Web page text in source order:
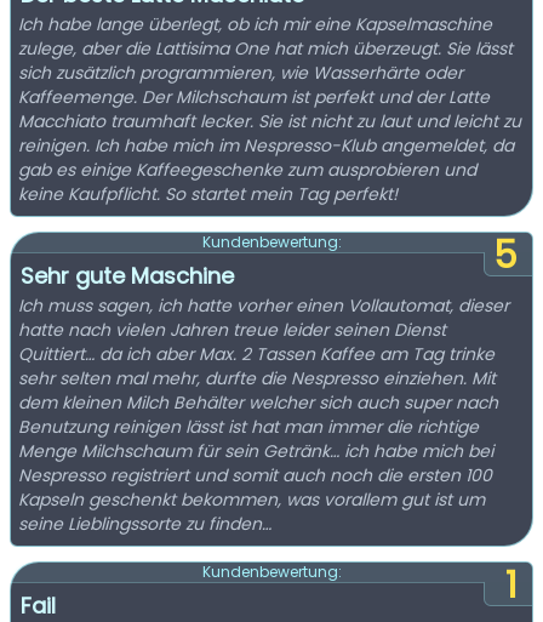
Ich habe lange überlegt, ob ich mir eine Kapselmaschine
zulege, aber die Lattisima One hat mich überzeugt. Sie lässt
sich zusätzlich programmieren, wie Wasserhärte oder
Kaffeemenge. Der Milchschaum ist perfekt und der Latte
Macchiato traumhaft lecker. Sie ist nicht zu laut und leicht zu
reinigen. Ich habe mich im Nespresso-Klub angemeldet, da
gab es einige Kaffeegeschenke zum ausprobieren und
keine Kaufpflicht. So startet mein Tag perfekt!
5
Kundenbewertung:
Sehr gute Maschine
Ich muss sagen, ich hatte vorher einen Vollautomat, dieser
hatte nach vielen Jahren treue leider seinen Dienst
Quittiert… da ich aber Max. 2 Tassen Kaffee am Tag trinke
sehr selten mal mehr, durfte die Nespresso einziehen. Mit
dem kleinen Milch Behälter welcher sich auch super nach
Benutzung reinigen lässt ist hat man immer die richtige
Menge Milchschaum für sein Getränk… ich habe mich bei
Nespresso registriert und somit auch noch die ersten 100
Kapseln geschenkt bekommen, was vorallem gut ist um
seine Lieblingssorte zu finden…
1
Kundenbewertung:
Fail